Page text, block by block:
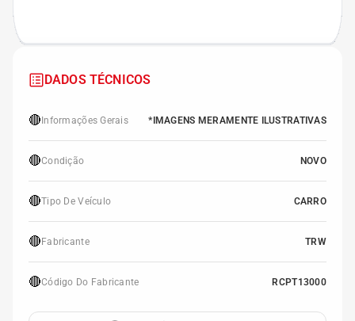
DADOS TÉCNICOS
🔴 Informações Gerais *IMAGENS MERAMENTE ILUSTRATIVAS
🔴Condição NOVO
🔴Tipo De Veículo CARRO
🔴 Fabricante TRW
🔴Código Do Fabricante RCPT13000